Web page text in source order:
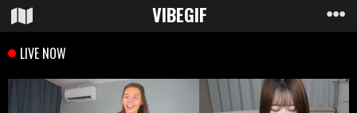
VIBEGIF